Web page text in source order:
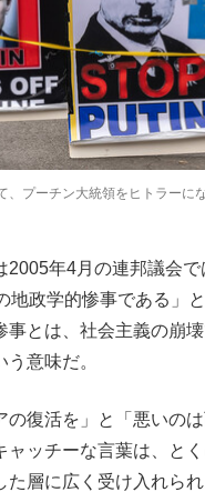
、プーチン大統領をヒトラーに
年4月の連邦議会で
地政学的惨事である」
事とは、社会主義の崩
意味だ。
復活を」と「悪いの
ャッチーな言葉は、と
た層に広く受け入れら